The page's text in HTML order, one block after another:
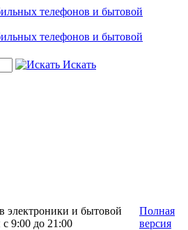
Искать
электроники и бытовой
9:00 до 21:00
Полная
версия